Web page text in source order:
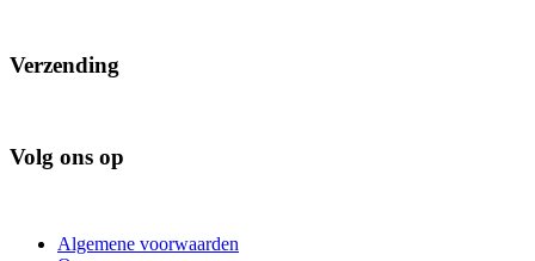
Verzending
Volg ons op
Algemene voorwaarden